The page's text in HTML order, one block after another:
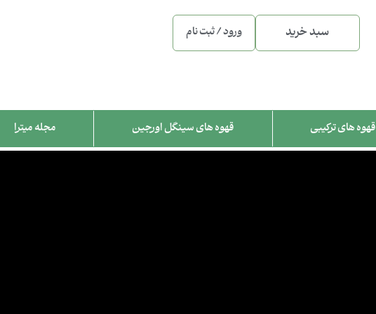
سبد خرید ورود / ثبت نام
قهوه های ترکیبی قهوه های سینگل اورجین مجله میترا